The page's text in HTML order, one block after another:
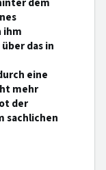
ihm
das in
eine
mehr
der
sachlichen